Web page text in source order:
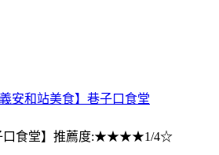
安和站美食】巷子口食堂
子口食堂】推薦度:★★★★1/4☆